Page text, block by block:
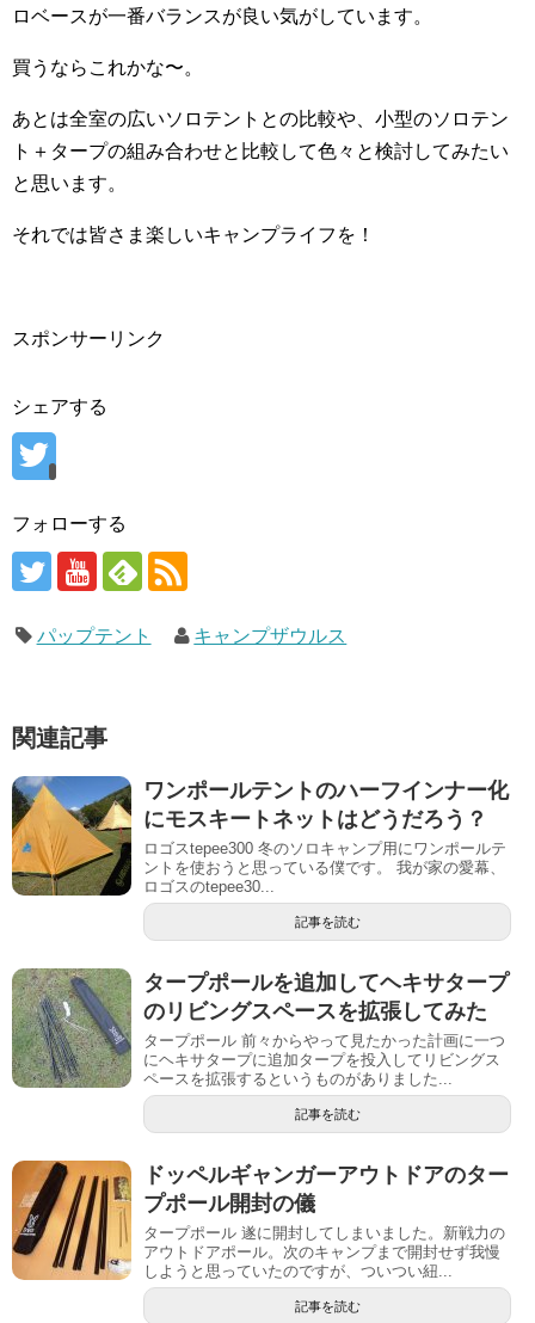
ロベースが一番バランスが良い気がしています。
買うならこれかな〜。
あとは全室の広いソロテントとの比較や、小型のソロテン
ト＋タープの組み合わせと比較して色々と検討してみたい
と思います。
それでは皆さま楽しいキャンプライフを！
スポンサーリンク
シェアする
フォローする
パップテント キャンプザウルス
関連記事
ワンポールテントのハーフインナー化
にモスキートネットはどうだろう？
ロゴスtepee300 冬のソロキャンプ用にワンポールテ
ントを使おうと思っている僕です。 我が家の愛幕、
ロゴスのtepee30...
記事を読む
タープポールを追加してヘキサタープ
のリビングスペースを拡張してみた
タープポール 前々からやって見たかった計画に一つ
にヘキサタープに追加タープを投入してリビングス
ペースを拡張するというものがありました...
記事を読む
ドッペルギャンガーアウトドアのター
プポール開封の儀
タープポール 遂に開封してしまいました。新戦力の
アウトドアポール。次のキャンプまで開封せず我慢
しようと思っていたのですが、ついつい紐...
記事を読む